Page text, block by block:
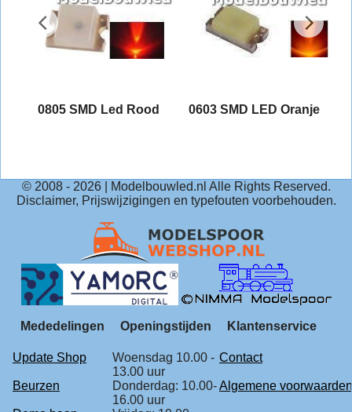
0805 SMD Led Rood
0603 SMD LED Oranje
© 2008 - 2026| Modelbouwled.nl Alle Rights Reserved.
Disclaimer, Prijswijzigingen en typefouten voorbehouden.
Mededelingen Openingstijden Klantenservice
Update Shop
Woensdag 10.00 -
13.00 uur
Contact
Beurzen
Donderdag: 10.00-
16.00 uur
Algemene voorwaarden